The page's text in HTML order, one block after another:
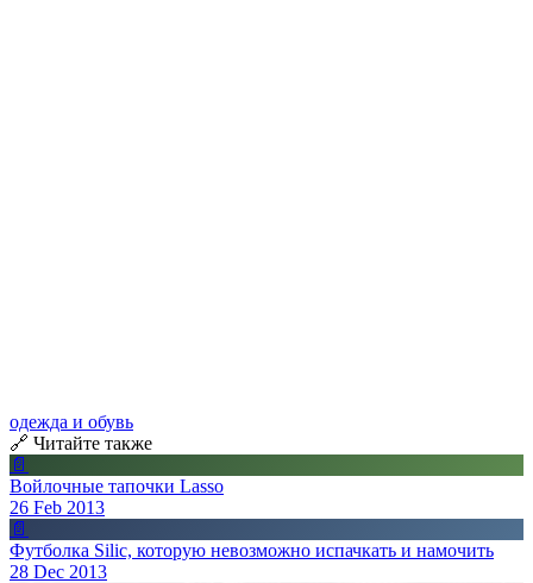
одежда и обувь
🔗 Читайте также
📄
Войлочные тапочки Lasso
26 Feb 2013
📄
Футболка Silic, которую невозможно испачкать и намочить
28 Dec 2013